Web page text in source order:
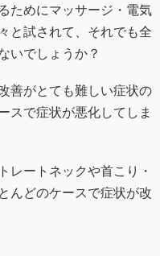
ためにマッサージ・電気
と試されて、それでも全
いでしょうか？
善がとても難しい症状の
スで症状が悪化してしま
レートネックや首こり・
んどのケースで症状が改